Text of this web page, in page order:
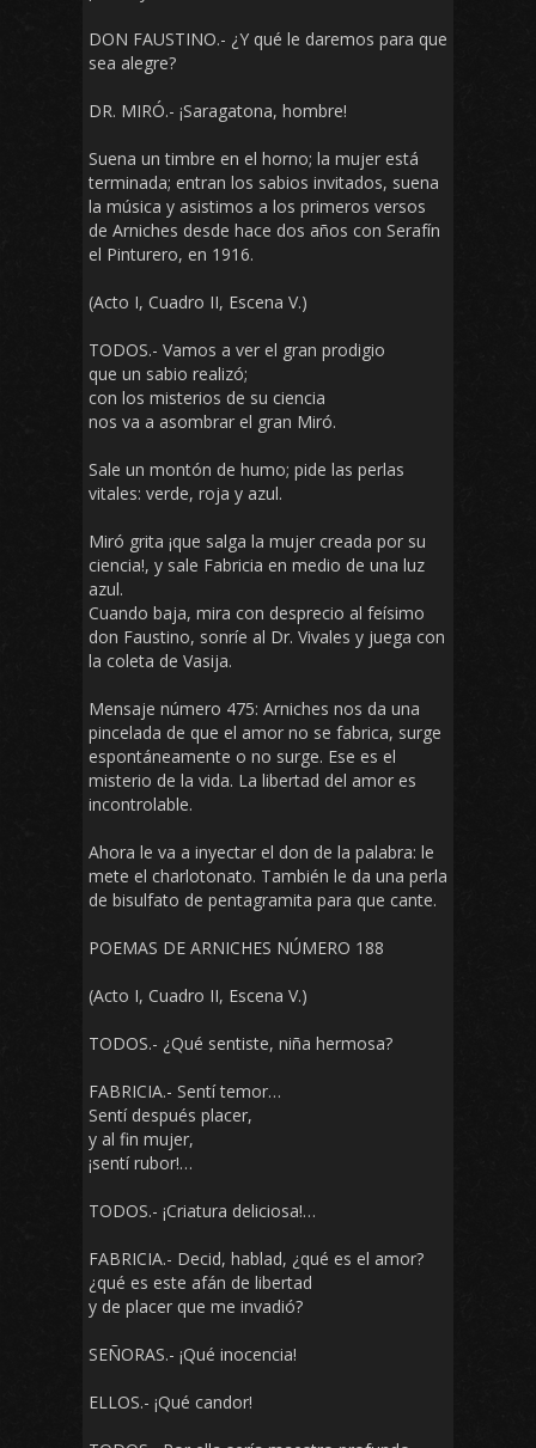
DON FAUSTINO.- ¿Y qué le daremos para que
sea alegre?
DR. MIRÓ.- ¡Saragatona, hombre!
Suena un timbre en el horno; la mujer está
terminada; entran los sabios invitados, suena
la música y asistimos a los primeros versos
de Arniches desde hace dos años con Serafín
el Pinturero, en 1916.
(Acto I, Cuadro II, Escena V.)
TODOS.- Vamos a ver el gran prodigio
que un sabio realizó;
con los misterios de su ciencia
nos va a asombrar el gran Miró.
Sale un montón de humo; pide las perlas
vitales: verde, roja y azul.
Miró grita ¡que salga la mujer creada por su
ciencia!, y sale Fabricia en medio de una luz
azul.
Cuando baja, mira con desprecio al feísimo
don Faustino, sonríe al Dr. Vivales y juega con
la coleta de Vasija.
Mensaje número 475: Arniches nos da una
pincelada de que el amor no se fabrica, surge
espontáneamente o no surge. Ese es el
misterio de la vida. La libertad del amor es
incontrolable.
Ahora le va a inyectar el don de la palabra: le
mete el charlotonato. También le da una perla
de bisulfato de pentagramita para que cante.
POEMAS DE ARNICHES NÚMERO 188
(Acto I, Cuadro II, Escena V.)
TODOS.- ¿Qué sentiste, niña hermosa?
FABRICIA.- Sentí temor…
Sentí después placer,
y al fin mujer,
¡sentí rubor!…
TODOS.- ¡Criatura deliciosa!…
FABRICIA.- Decid, hablad, ¿qué es el amor?
¿qué es este afán de libertad
y de placer que me invadió?
SEÑORAS.- ¡Qué inocencia!
ELLOS.- ¡Qué candor!